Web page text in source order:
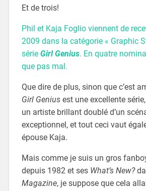
Et de trois!
Phil et Kaja Foglio viennent de
2009 dans la catégorie « Graphic
série Girl Genius. En quatre
que pas mal.
Que dire de plus, sinon que c’est
Girl Geniusest une excellente
un artiste brillant doublé d’un
exceptionnel, et tout ceci vaut
épouse Kaja.
Mais comme je suis un gros
depuis 1982 et ses What’s New?
Magazine, je suppose que cela